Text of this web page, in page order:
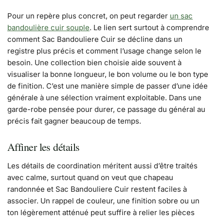
Pour un repère plus concret, on peut regarder un sac
bandoulière cuir souple. Le lien sert surtout à comprendre
comment Sac Bandouliere Cuir se décline dans un
registre plus précis et comment l’usage change selon le
besoin. Une collection bien choisie aide souvent à
visualiser la bonne longueur, le bon volume ou le bon type
de finition. C’est une manière simple de passer d’une idée
générale à une sélection vraiment exploitable. Dans une
garde-robe pensée pour durer, ce passage du général au
précis fait gagner beaucoup de temps.
Affiner les détails
Les détails de coordination méritent aussi d’être traités
avec calme, surtout quand on veut que chapeau
randonnée et Sac Bandouliere Cuir restent faciles à
associer. Un rappel de couleur, une finition sobre ou un
ton légèrement atténué peut suffire à relier les pièces